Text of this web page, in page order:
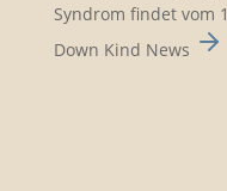
Syndrom findet vom
Down Kind News